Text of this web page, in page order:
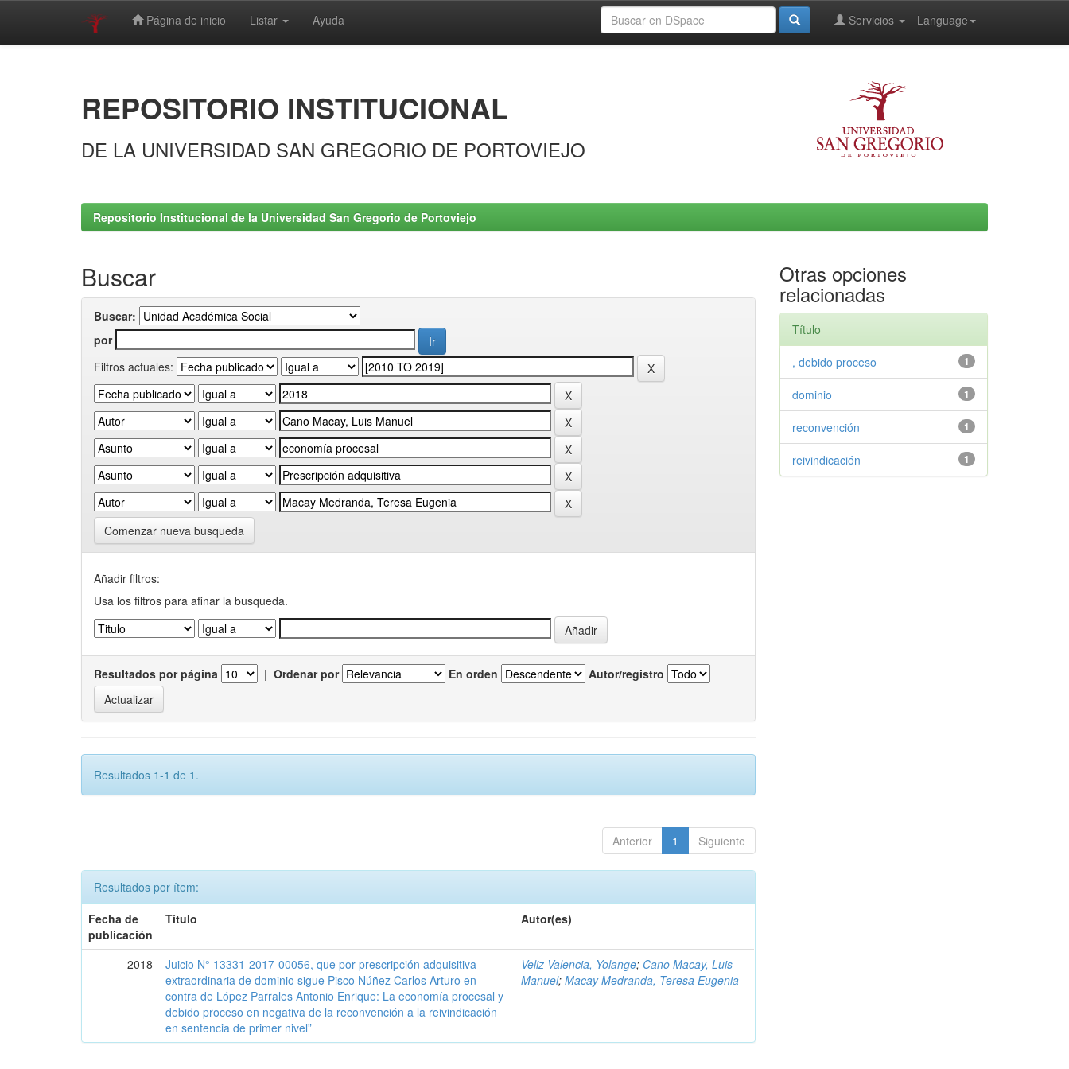
Página de inicio Listar Ayuda Language
Servicios
REPOSITORIO INSTITUCIONAL
DE LA UNIVERSIDAD SAN GREGORIO DE PORTOVIEJO
Repositorio Institucional de la Universidad San Gregorio de Portoviejo
Buscar
Buscar:
por
Filtros actuales:
Comenzar nueva busqueda
Añadir filtros:
Usa los filtros para afinar la busqueda.
Resultados por página | Ordenar por En orden Autor/registro
Resultados 1-1 de 1.
Anterior 1 Siguiente
Resultados por ítem:
Fecha de
publicación
Título Autor(es)
2018
Juicio N° 13331-2017-00056, que por prescripción adquisitiva
extraordinaria de dominio sigue Pisco Núñez Carlos Arturo en
contra de López Parrales Antonio Enrique: La economía procesal y
debido proceso en negativa de la reconvención a la reivindicación
en sentencia de primer nivel”
Veliz Valencia, Yolange; Cano Macay, Luis
Manuel;Macay Medranda, Teresa Eugenia
Otras opciones
relacionadas
Título
1
, debido proceso
1
dominio
1
reconvención
1
reivindicación